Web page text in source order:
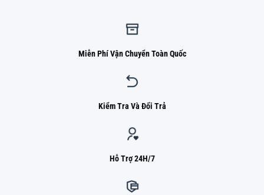
Miễn Phí Vận Chuyển Toàn Quốc
Kiểm Tra Và Đổi Trả
Hỗ Trợ 24H/7